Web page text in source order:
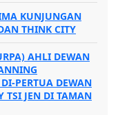
KUNJUNGAN
THINK CITY
AHLI DEWAN
PERTUA DEWAN
TSI JEN DI TAMAN